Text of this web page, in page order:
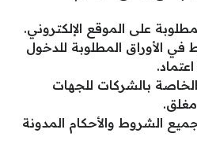
على الموقع الإلكتروني.
الأوراق المطلوبة للدخول
بالشركات للجهات
الشروط والأحكام المدونة